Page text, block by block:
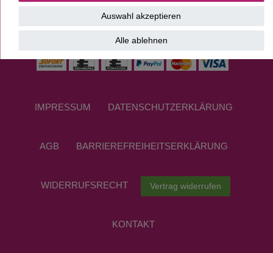
ZAHLUNGSANBIETER
IMPRESSUM DATEN­SCHUTZ­ERKLÄRUNG
AGB BARRIEREFREIHEITSERKLÄRUNG
WIDERRUFS­RECHT Vertrag widerrufen
KONTAKT
Auswahl akzeptieren
Alle ablehnen